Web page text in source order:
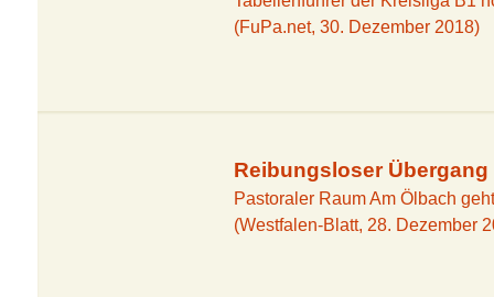
Sennesee
Senner Pferde
Gaststätten
(FuPa.net, 30. Dezember 2018)
Reibungsloser Übergang
Pastoraler Raum Am Ölbach
(Westfalen-Blatt, 28. Dezember